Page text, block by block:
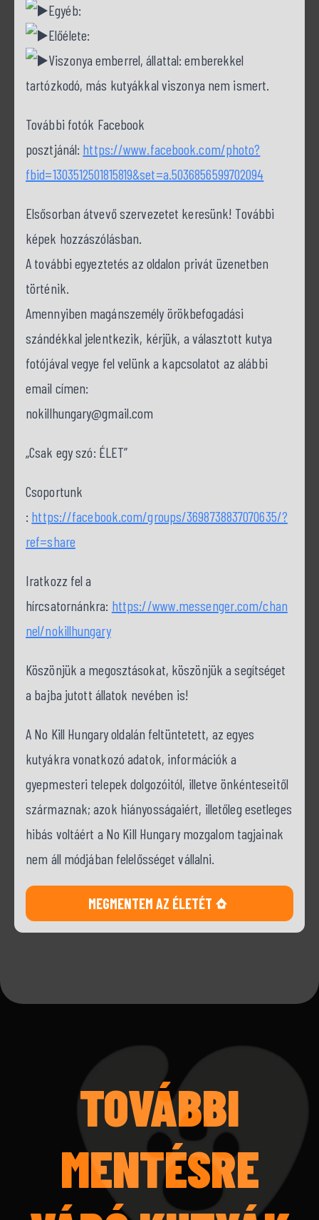
Egyéb:
Előélete:
Viszonya emberrel, állattal: emberekkel
tartózkodó, más kutyákkal viszonya nem ismert.
További fotók Facebook
posztjánál: https://www.facebook.com/photo?
fbid=1303512501815819&set=a.5036856599702094
Elsősorban átvevő szervezetet keresünk! További
képek hozzászólásban.
A további egyeztetés az oldalon privát üzenetben
történik.
Amennyiben magánszemély örökbefogadási
szándékkal jelentkezik, kérjük, a választott kutya
fotójával vegye fel velünk a kapcsolatot az alábbi
email címen:
nokillhungary@gmail.com
„Csak egy szó: ÉLET”
Csoportunk
: https://facebook.com/groups/3698738837070635/?
ref=share
Iratkozz fel a
hírcsatornánkra: https://www.messenger.com/chan
nel/nokillhungary
Köszönjük a megosztásokat, köszönjük a segítséget
a bajba jutott állatok nevében is!
A No Kill Hungary oldalán feltüntetett, az egyes
kutyákra vonatkozó adatok, információk a
gyepmesteri telepek dolgozóitól, illetve önkénteseitől
származnak; azok hiányosságaiért, illetőleg esetleges
hibás voltáért a No Kill Hungary mozgalom tagjainak
nem áll módjában felelősséget vállalni.
MEGMENTEM AZ ÉLETÉT
TOVÁBBI
MENTÉSRE